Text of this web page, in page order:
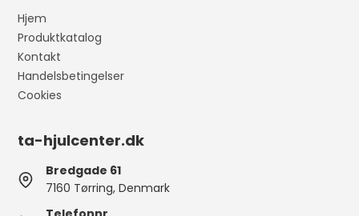
Hjem
Produktkatalog
Kontakt
Handelsbetingelser
Cookies
ta-hjulcenter.dk
Bredgade 61
7160 Tørring, Denmark